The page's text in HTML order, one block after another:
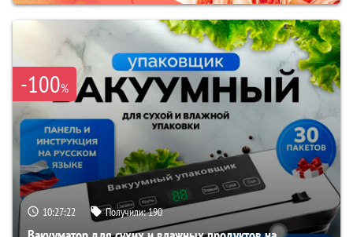
-100%
10:27:21 Получили:190